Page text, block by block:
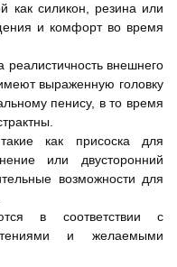
как силикон, резина или
и комфорт во время
внешнего
выраженную головку
пенису, в то время
как присоска для
или двусторонний
возможности для
в соответствии с
и желаемыми